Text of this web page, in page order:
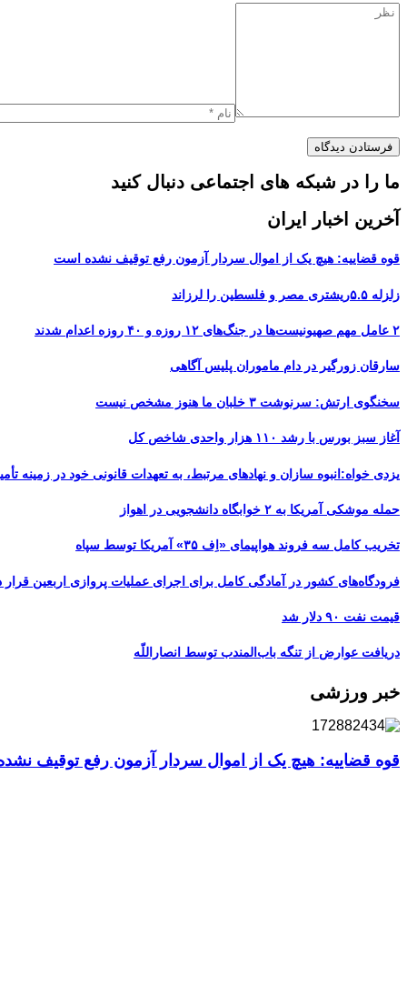
ما را در شبکه های اجتماعی دنبال کنید
آخرین اخبار ایران
قوه قضاییه: هیچ یک از اموال سردار آزمون رفع توقیف نشده است
زلزله ۵.۵ریشتری مصر و فلسطین را لرزاند
۲ عامل مهم صهیونیست‌ها در جنگ‌های ۱۲ روزه و ۴۰ روزه اعدام شدند
سارقان زورگیر در دام ماموران پلیس آگاهی
سخنگوی ارتش: سرنوشت ۳ خلبان ما هنوز مشخص نیست
آغاز سبز بورس با رشد ۱۱۰ هزار واحدی شاخص کل
یزدی خواه:انبوه سازان و نهادهای مرتبط، به تعهدات قانونی خود در زمینه
حمله موشکی آمریکا به ۲ خوابگاه دانشجویی در اهواز
تخریب کامل سه فروند هواپیمای «اِف ۳۵» آمریکا توسط سپاه
فرودگاه‌های کشور در آمادگی کامل برای اجرای عملیات پروازی اربعین قرار
قیمت نفت ۹۰ دلار شد
دریافت عوارض از تنگه باب‌المندب توسط انصاراللّه
خبر ورزشی
قوه قضاییه: هیچ یک از اموال سردار آزمون رفع توقیف